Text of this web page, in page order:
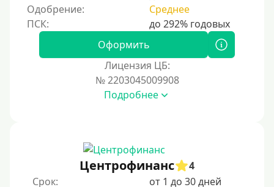
Одобрение:
Среднее
Оформить
Лицензия ЦБ:
№ 2203045009908
Подробнее
Центрофинанс
4
Срок:
от 1 до 30 дней